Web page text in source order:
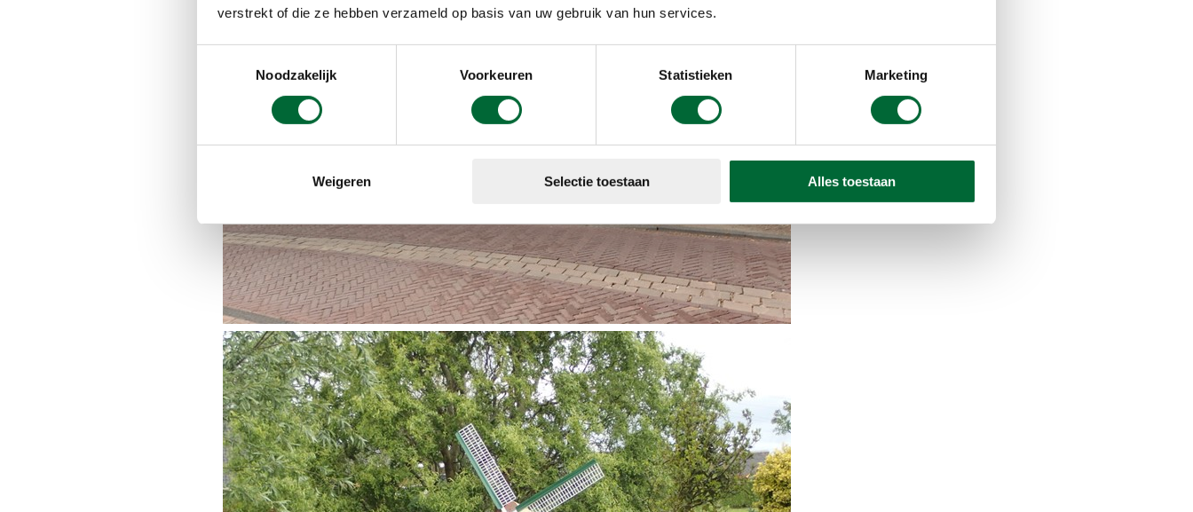
verstrekt of die ze hebben verzameld op basis van uw gebruik van hun services.
Noodzakelijk
Voorkeuren Statistieken Marketing
Weigeren Selectie toestaan Alles toestaan